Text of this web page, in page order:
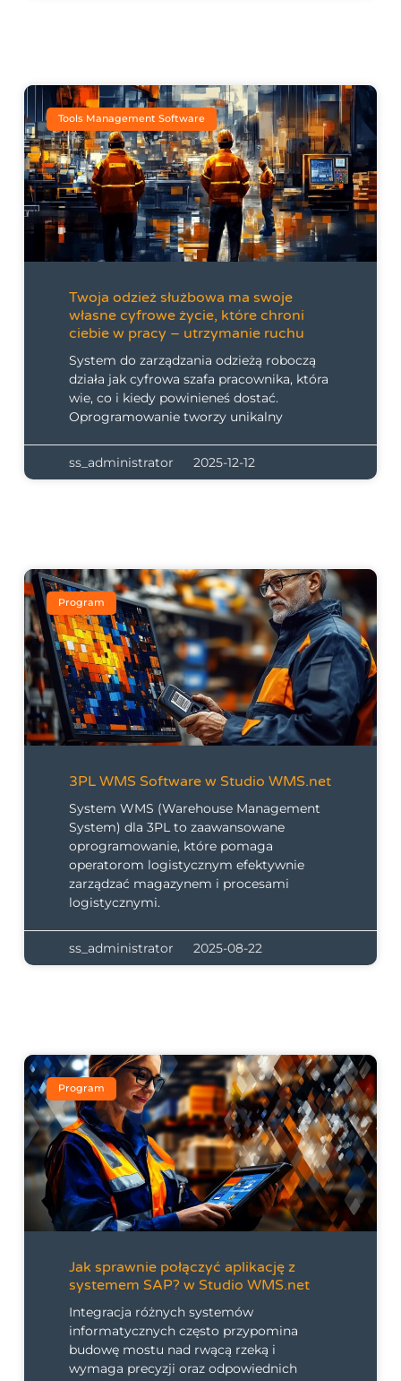
Tools Management Software
Twoja odzież służbowa ma swoje
własne cyfrowe życie, które chroni
ciebie w pracy – utrzymanie ruchu
System do zarządzania odzieżą roboczą
działa jak cyfrowa szafa pracownika, która
wie, co i kiedy powinieneś dostać.
Oprogramowanie tworzy unikalny
ss_administrator 2025-12-12
Program
3PL WMS Software w Studio WMS.net
System WMS (Warehouse Management
System) dla 3PL to zaawansowane
oprogramowanie, które pomaga
operatorom logistycznym efektywnie
zarządzać magazynem i procesami
logistycznymi.
ss_administrator 2025-08-22
Program
Jak sprawnie połączyć aplikację z
systemem SAP? w Studio WMS.net
Integracja różnych systemów
informatycznych często przypomina
budowę mostu nad rwącą rzeką i
wymaga precyzji oraz odpowiednich